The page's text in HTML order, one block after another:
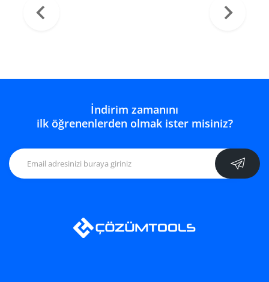
İndirim zamanını
ilk öğrenenlerden olmak ister misiniz?